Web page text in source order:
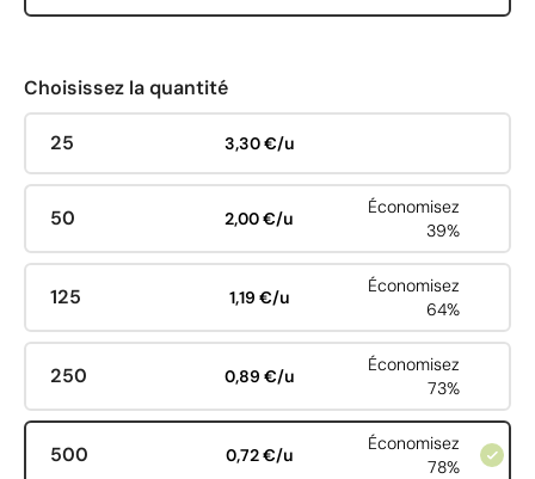
Choisissez la quantité
25 3,30 €/u
50 2,00 €/u
Économisez
39%
125 1,19 €/u
Économisez
64%
250 0,89 €/u
Économisez
73%
500 0,72 €/u
Économisez
78%